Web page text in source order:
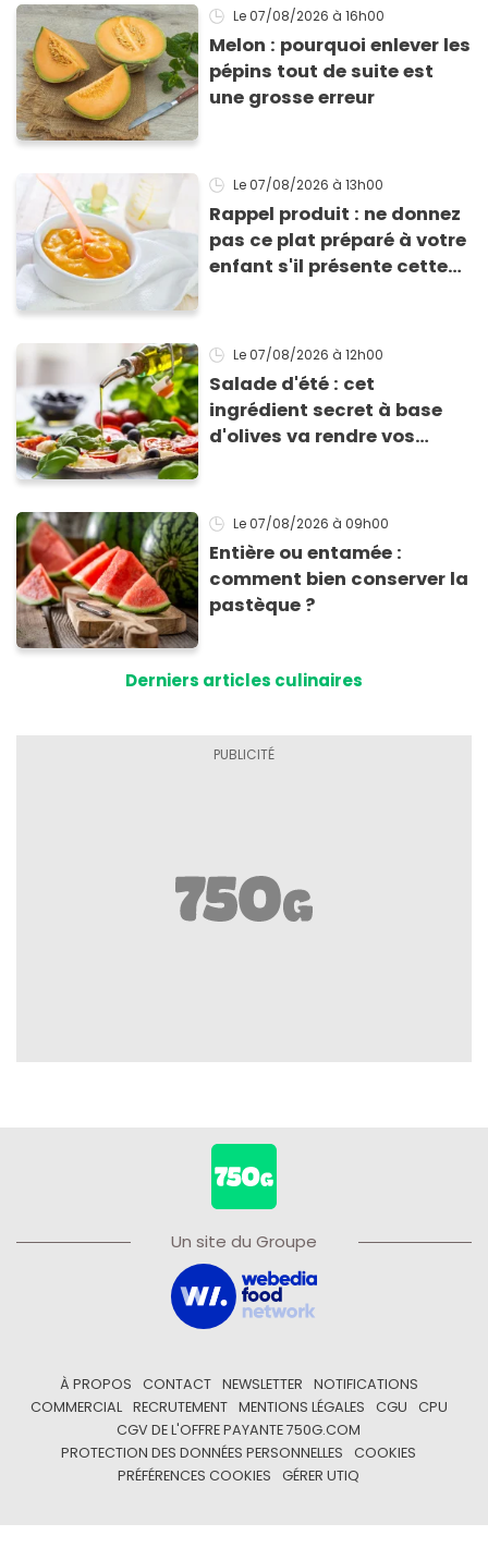
Le 07/08/2026 à 16h00
Melon : pourquoi enlever les
pépins tout de suite est
une grosse erreur
Le 07/08/2026 à 13h00
Rappel produit : ne donnez
pas ce plat préparé à votre
enfant s'il présente cette
Le 07/08/2026 à 12h00
Salade d'été : cet
ingrédient secret à base
d'olives va rendre vos
Le 07/08/2026 à 09h00
Entière ou entamée :
comment bien conserver la
pastèque ?
Derniers articles culinaires
Un site du Groupe
À PROPOS CONTACT NEWSLETTER
NOTIFICATIONS
COMMERCIAL
RECRUTEMENT MENTIONS LÉGALES CGU
CPU
CGV DE L'OFFRE PAYANTE 750G.COM
PROTECTION DES DONNÉES PERSONNELLES
COOKIES
PRÉFÉRENCES COOKIES
GÉRER UTIQ